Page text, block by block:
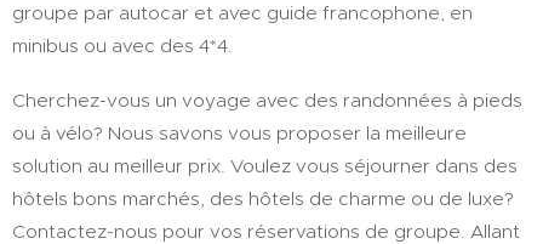
groupe par autocar et avec guide francophone, en
minibus ou avec des 4*4.
Cherchez-vous un voyage avec des randonnées à pieds
ou à vélo? Nous savons vous proposer la meilleure
solution au meilleur prix. Voulez vous séjourner dans des
hôtels bons marchés, des hôtels de charme ou de luxe?
Contactez-nous pour vos réservations de groupe. Allant